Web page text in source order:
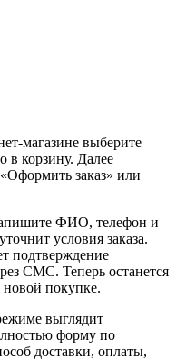
магазине выберите
в корзину. Далее
заказ» или
ФИО, телефон и
условия заказа.
подтверждение
СМС. Теперь останется
новой покупке.
выглядит
форму по
доставки, оплаты,